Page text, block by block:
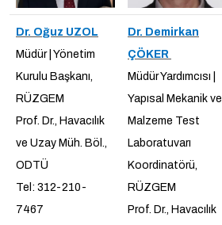
Dr. Oğuz UZOL
Müdür | Yönetim
Kurulu Başkanı,
RÜZGEM
Prof. Dr., Havacılık
ve Uzay Müh. Böl.,
ODTÜ
Tel: 312-210-
7467
Dr. Demirkan
ÇÖKER
Müdür Yardımcısı |
Yapısal Mekanik ve
Malzeme Test
Laboratuvarı
Koordinatörü,
RÜZGEM
Prof. Dr., Havacılık